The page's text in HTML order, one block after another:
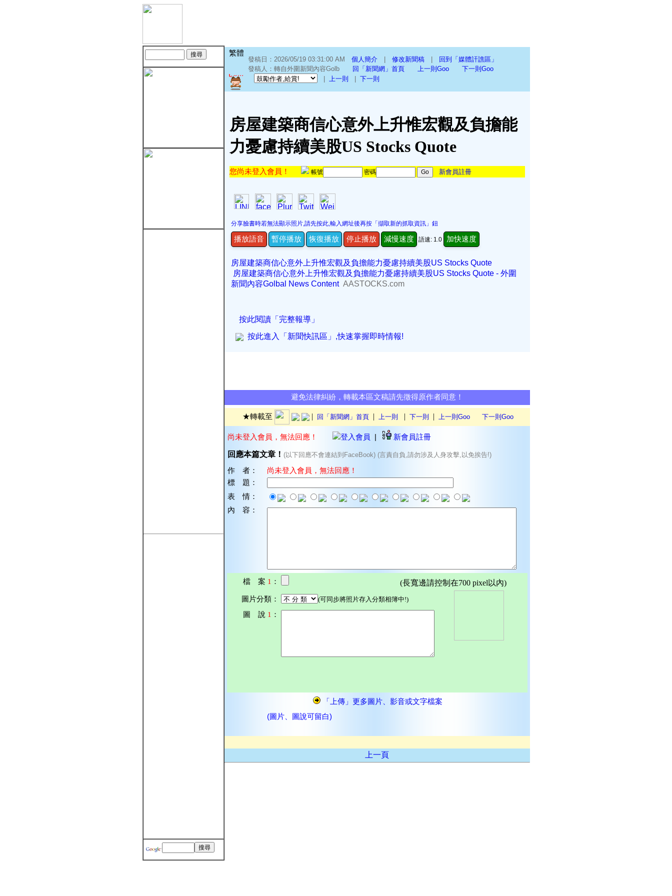
繁體
發稿日：2026/05/19 03:31:00 AM 個人簡介| 修改新聞稿|
回到「媒體訐譙區」
發稿人：轉自外圍新聞內容Golb
回「新聞網」首頁 上一則Goo
下一則Goo
上一則 下一則
房屋建築商信心意外上升惟宏觀及負擔能
力憂慮持續美股US Stocks Quote
您尚未登入會員！ 帳號 密碼 新會員註冊
分享臉書時若無法顯示照片,請先按此,輸入網址後再按「擷取新的抓取資訊」鈕
播放語音 暫停播放 恢復播放 停止播放 減慢速度 語速: 1.0 加快速度
房屋建築商信心意外上升惟宏觀及負擔能力憂慮持續美股US Stocks Quote
房屋建築商信心意外上升惟宏觀及負擔能力憂慮持續美股US Stocks Quote - 外圍
新聞內容Golbal News Content AASTOCKS.com
按此閱讀「完整報導」
按此進入「新聞快訊區」,快速掌握即時情報!
避免法律糾紛，轉載本區文稿請先徵得原作者同意！
★轉載至 | 回「新聞網」首頁 | 上一則 | 下一則 | 上一則Goo 下一則Goo
尚未登入會員，無法回應！ 登入會員 | 新會員註冊
回應本篇文章！ (以下回應不會連結到FaceBook) (言責自負,請勿涉及人身攻擊,以免挨告!)
作 者：
尚未登入會員，無法回應！
標 題：
表 情：
內 容：
檔 案 1 ： (長寬邊請控制在700 pixel以內)
圖片分類： (可同步將照片存入分類相簿中!)
圖 說 1 ：
「上傳」更多圖片、影音或文字檔案
(圖片、圖說可留白)
上一頁